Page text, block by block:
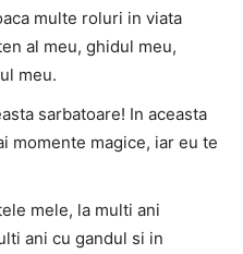
multe roluri in viata
al meu, ghidul meu,
meu.
sarbatoare! In aceasta
momente magice, iar eu te
mele, la multi ani
ani cu gandul si in